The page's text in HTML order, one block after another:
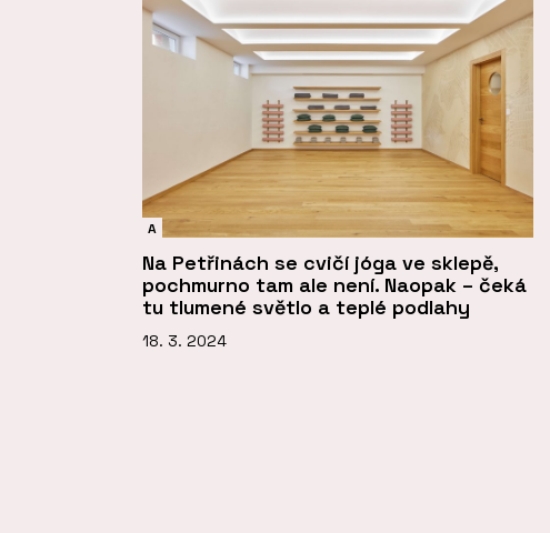
A
Na Petřinách se cvičí jóga ve sklepě,
pochmurno tam ale není. Naopak – čeká
tu tlumené světlo a teplé podlahy
18. 3. 2024